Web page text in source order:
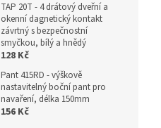
TAP 20T - 4 drátový dveřní a
okenní dagnetický kontakt
závrtný s bezpečnostní
smyčkou, bílý a hnědý
128 Kč
Pant 415RD - výškově
nastavitelný boční pant pro
navaření, délka 150mm
156 Kč